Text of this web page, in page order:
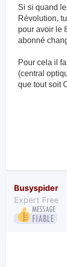
Si si quand
Révolution,
pour avoir le
abonné
Pour cela il
(central
que tout soit
Busyspider
Expert Free